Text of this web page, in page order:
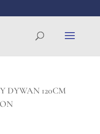
DYWAN 120CM